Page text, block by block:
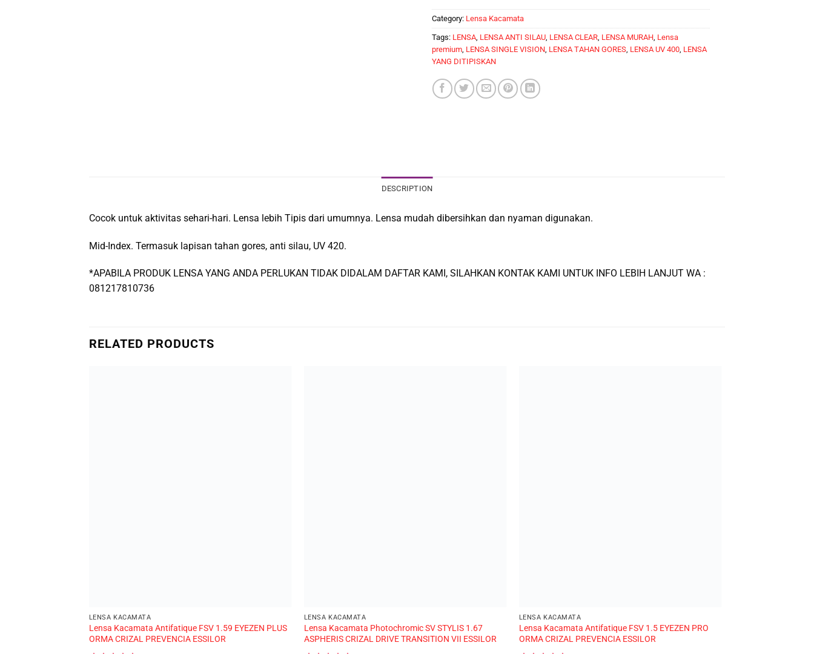
Category: Lensa Kacamata
Tags: LENSA, LENSA ANTI SILAU, LENSA CLEAR, LENSA MURAH, Lensa
premium, LENSA SINGLE VISION, LENSA TAHAN GORES, LENSA UV 400, LENSA
YANG DITIPISKAN
DESCRIPTION
Cocok untuk aktivitas sehari-hari. Lensa lebih Tipis dari umumnya. Lensa mudah dibersihkan dan nyaman digunakan.
Mid-Index. Termasuk lapisan tahan gores, anti silau, UV 420.
*APABILA PRODUK LENSA YANG ANDA PERLUKAN TIDAK DIDALAM DAFTAR KAMI, SILAHKAN KONTAK KAMI UNTUK INFO LEBIH LANJUT WA :
081217810736
RELATED PRODUCTS
LENSA KACAMATA
Lensa Kacamata Antifatique FSV 1.59 EYEZEN PLUS
ORMA CRIZAL PREVENCIA ESSILOR
LENSA KACAMATA
Lensa Kacamata Photochromic SV STYLIS 1.67
ASPHERIS CRIZAL DRIVE TRANSITION VII ESSILOR
LENSA KACAMATA
Lensa Kacamata Antifatique FSV 1.5 EYEZEN PRO
ORMA CRIZAL PREVENCIA ESSILOR